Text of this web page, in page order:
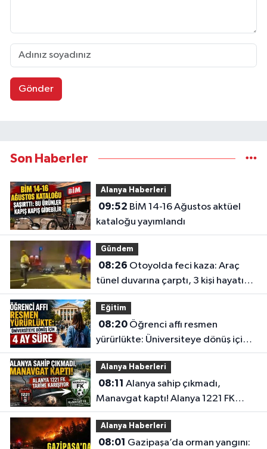
Gönder
Son Haberler
Alanya Haberleri
09:52
kataloğu yayımlandı
Gündem
08:26
tünel duvarına çarptı, 3 kişi hayatını
kaybetti
Eğitim
08:20Öğrenci affı resmen
yürürlükte: Üniversiteye dönüş için 4
ay süre
Alanya Haberleri
08:11
Manavgat kaptı! Alanya 1221 FK
tarihe karışıyor
Alanya Haberleri
08:01